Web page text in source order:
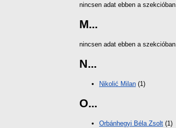
nincsen adat ebben a szekcióban.
M...
nincsen adat ebben a szekcióban.
N...
Nikolić Milan (1)
O...
Orbánhegyi Béla Zsolt (1)